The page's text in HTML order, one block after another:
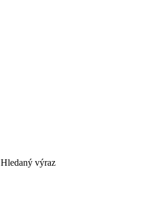
Hledaný výraz